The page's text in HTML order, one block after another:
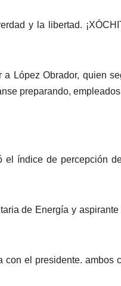
y la libertad.
López Obrador, quien
preparando,
el índice de percepción
de Energía y
con el presidente. ambos